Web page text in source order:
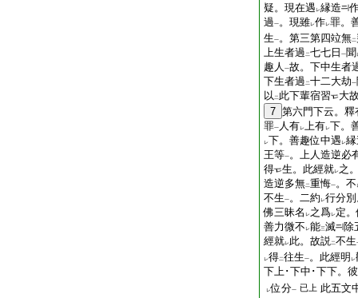
疑。現在遇 レ縁造
過一。現雖レ作レ罪。
生一。第三第四竝無二
上生者過 二七七日 一聞
趣人 一故。下中生者
下生者過 二十二大劫一
以 二 此下輩宿習
大
7 第六門下云。釋
罪一 人有レ上有レ下。
レ下。善趣位中遇 レ
王等一。上人造逆必
得
生。此經就レ之
造逆多無二重悔一。不
不生一。二約 レ行分
佛三昧名 レ之爲レ定
善力微不 レ能三滅
除
經就レ此。故説二不生
レ得二往生一。此經明 レ
下上･下中･下下。
レ位分一 已上 此五文